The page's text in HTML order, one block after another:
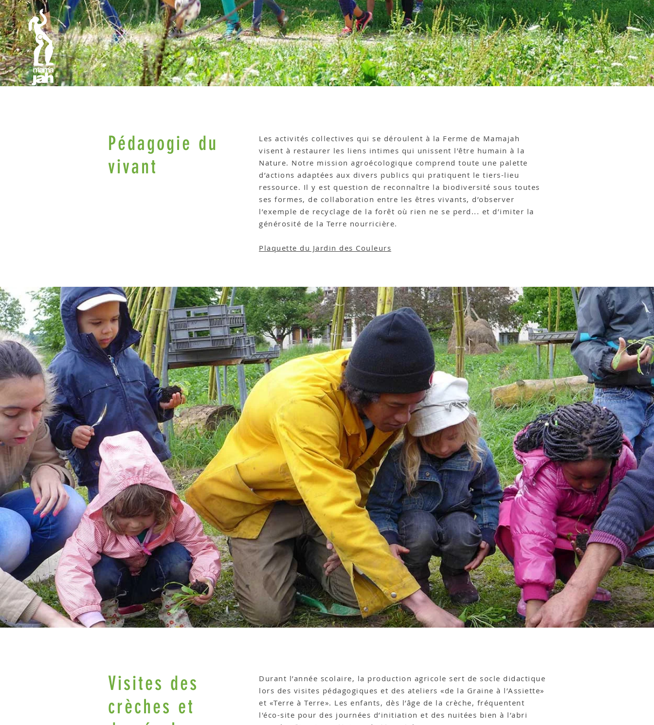
Pédagogie du
vivant
Les activités collectives qui se déroulent à la Ferme de Mamajah
visent à restaurer les liens intimes qui unissent l’être humain à la
Nature. Notre mission agroécologique comprend toute une palette
d’actions adaptées aux divers publics qui pratiquent le tiers-lieu
ressource. Il y est question de reconnaître la biodiversité sous toutes
ses formes, de collaboration entre les êtres vivants, d’observer
l’exemple de recyclage de la forêt où rien ne se perd... et d’imiter la
générosité de la Terre nourricière.
Plaquette du Jardin des Couleurs
Visites des
crèches et
Durant l’année scolaire, la production agricole sert de socle didactique
lors des visites pédagogiques et des ateliers «de la Graine à l’Assiette»
et «Terre à Terre». Les enfants, dès l’âge de la crèche, fréquentent
l'éco-site pour des journées d’initiation et des nuitées bien à l’abri